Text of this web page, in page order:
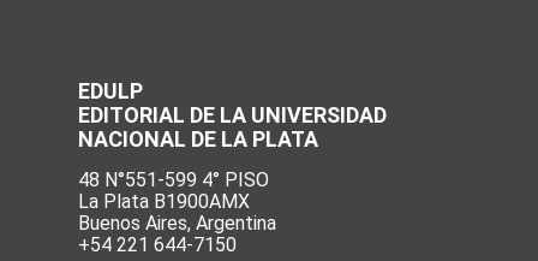
EDULP
EDITORIAL DE LA UNIVERSIDAD
NACIONAL DE LA PLATA
48 N°551-599 4° PISO
La Plata B1900AMX
Buenos Aires, Argentina
+54 221 644-7150